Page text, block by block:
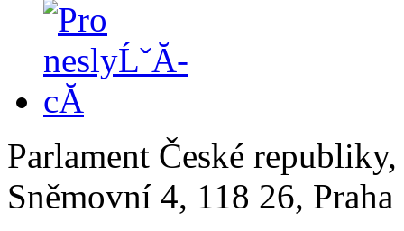
Parlament České
Sněmovní 4, 118 26,